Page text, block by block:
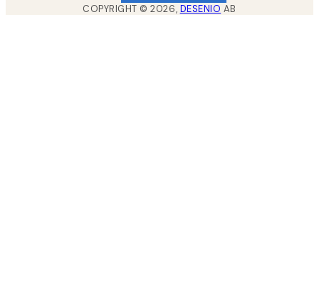
COPYRIGHT ©2026, DESENIO AB